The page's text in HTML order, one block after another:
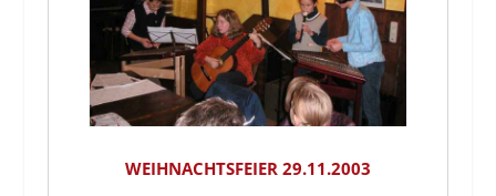
WEIHNACHTSFEIER 29.11.2003